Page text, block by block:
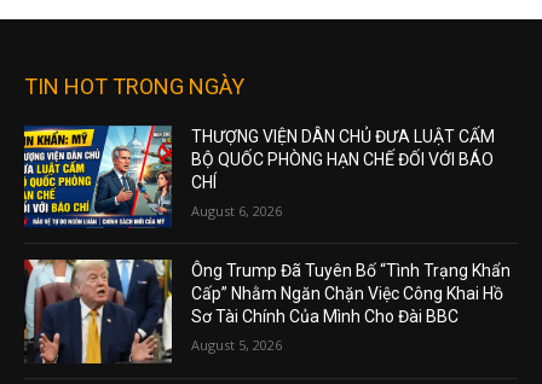
TIN HOT TRONG NGÀY
THƯỢNG VIỆN DÂN CHỦ ĐƯA LUẬT CẤM
BỘ QUỐC PHÒNG HẠN CHẾ ĐỐI VỚI BÁO
CHÍ
August 6, 2026
Ông Trump Đã Tuyên Bố “Tình Trạng Khẩn
Cấp” Nhằm Ngăn Chặn Việc Công Khai Hồ
Sơ Tài Chính Của Mình Cho Đài BBC
August 5, 2026